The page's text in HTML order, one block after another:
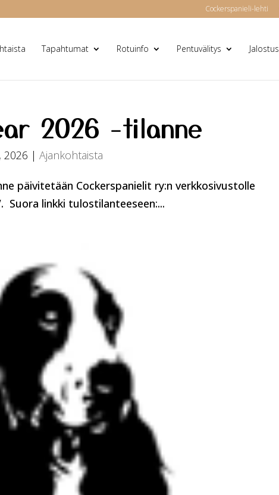
Cockerspanieli-lehti
Tapahtumat Rotuinfo Pentuvälitys Jalostus
2026 -tilanne
2026 |Ajankohtaista
päivitetään Cockerspanielit ry:n verkkosivustolle
linkki tulostilanteeseen:...